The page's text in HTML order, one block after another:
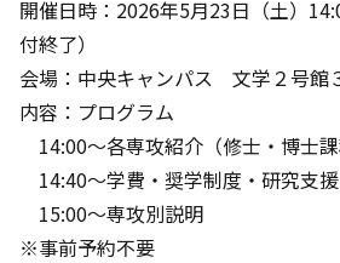
開催日時：2026年5月23日（土）
付終了）
会場：中央キャンパス 文学２号
内容：プログラム
14:00～各専攻紹介（修士・博士課
14:40～学費・奨学制度・研究支
15:00～専攻別説明
※事前予約不要